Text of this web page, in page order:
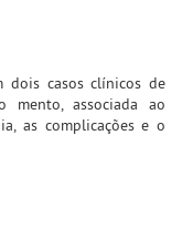
dois casos clínicos de
mento, associada ao
as complicações e o